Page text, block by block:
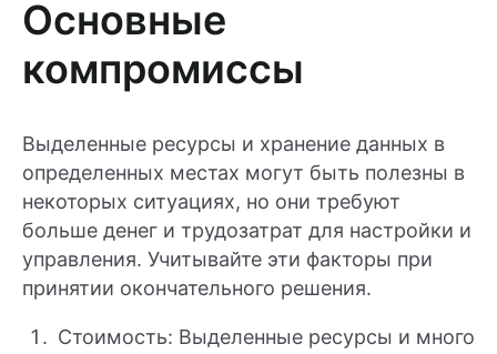
Основные
компромиссы
Выделенные ресурсы и хранение данных в
определенных местах могут быть полезны в
некоторых ситуациях, но они требуют
больше денег и трудозатрат для настройки и
управления. Учитывайте эти факторы при
принятии окончательного решения.
Стоимость: Выделенные ресурсы и много